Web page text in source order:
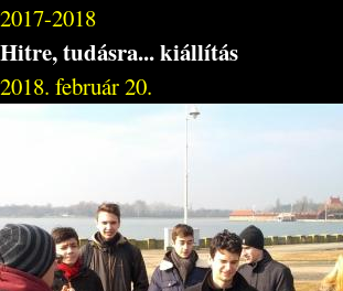
2017-2018
Hitre, tudásra... kiállítás
2018. február 20.